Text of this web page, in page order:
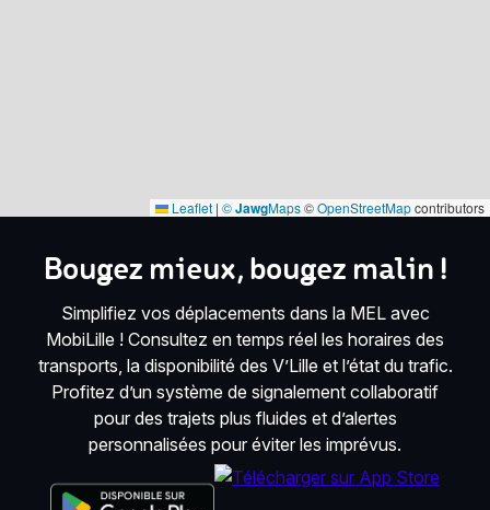
Leaflet | ©JawgMaps©OpenStreetMapcontributors
Bougez mieux, bougez malin !
Simplifiez vos déplacements dans la MEL avec
MobiLille ! Consultez en temps réel les horaires des
transports, la disponibilité des V’Lille et l’état du trafic.
Profitez d’un système de signalement collaboratif
pour des trajets plus fluides et d’alertes
personnalisées pour éviter les imprévus.